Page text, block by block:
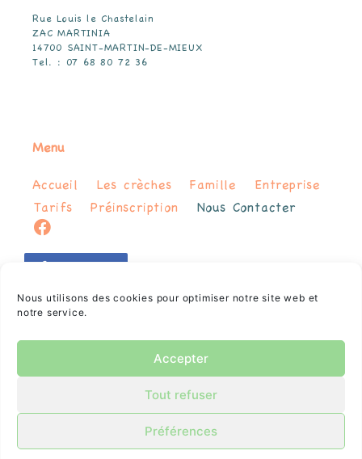
Nous utilisons des cookies pour optimiser notre site web et
notre service.
Accepter
Tout refuser
Préférences
Rue Louis le Chastelain
ZAC MARTINIA
14700 SAINT-MARTIN-DE-MIEUX
Tel. : 07 68 80 72 36
Menu
Accueil Les crèches Famille
Entreprise
Tarifs
Préinscription Nous Contacter
Nous contacter
Damien Richard– Webdesinger &
Developpeur
Mentions légales Politique de cookies (EU)